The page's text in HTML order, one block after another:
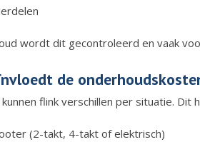
wordt dit gecontroleerd en vaak
de
flink verschillen per situatie. Dit
(2-takt, 4-takt of elektrisch)